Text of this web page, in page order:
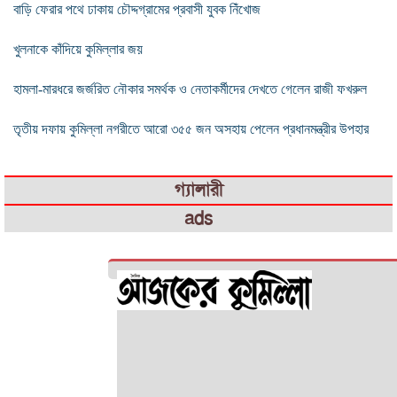
বাড়ি ফেরার পথে ঢাকায় চৌদ্দগ্রামের প্রবাসী যুবক নিঁখোজ
খুলনাকে কাঁদিয়ে কুমিল্লার জয়
হামলা-মারধরে জর্জরিত নৌকার সমর্থক ও নেতাকর্মীদের দেখতে গেলেন রাজী ফখরুল
তৃতীয় দফায় কুমিল্লা নগরীতে আরো ৩৫৫ জন অসহায় পেলেন প্রধানমন্ত্রীর উপহার
গ্যালারী
ads